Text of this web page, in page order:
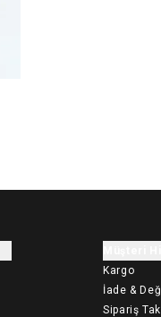
Kargo
İade &
Sipariş